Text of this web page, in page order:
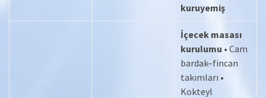
kuruyemiş
İçecek masası
kurulumu • Cam
bardak–fincan
takımları •
Kokteyl